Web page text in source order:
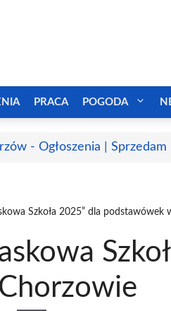
PRACA POGODA
- Ogłoszenia |
Szkoła 2025” dla podstawówek